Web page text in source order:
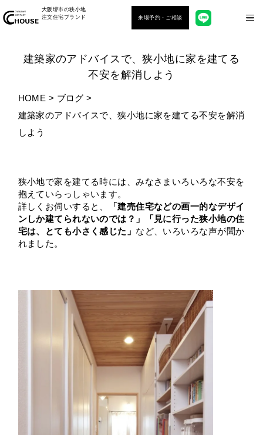
大阪堺市の狭小地
注文住宅ブランド
来場予約・ご相談
建築家のアドバイスで、狭小地に家を建てる
不安を解消しよう
HOME > ブログ >
建築家のアドバイスで、狭小地に家を建てる不安を解消
しよう
狭小地で家を建てる時には、みなさまいろいろな不安を
抱えていらっしゃいます。
詳しくお伺いすると、
「建売住宅などの画一的なデザイ
ンしか建てられないのでは？」「見に行った狭小地の住
宅は、とても小さく感じた」 など、いろいろな声が聞か
れました。